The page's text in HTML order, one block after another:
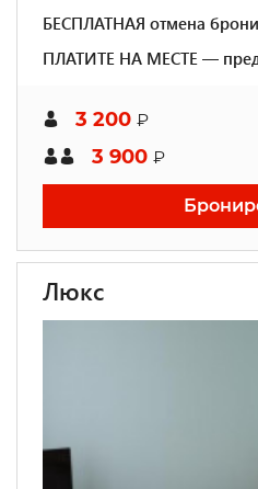
БЕСПЛАТНАЯ отмена
ПЛАТИТЕ НА МЕСТЕ —
3 200 ₽
3 900 ₽
Люкс